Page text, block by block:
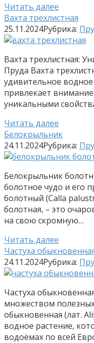
Читать далее
Вахта трехлистная
25.11.2024Рубрика:
Вахта трехлистная:
Пруда Вахта
удивительное
привлекает
уникальными
Читать далее
Белокрыльник
24.11.2024Рубрика:
Белокрыльник
болотное чудо и его
болотный (Calla
болотная, – это
на свою скромную…
Читать далее
Частуха
24.11.2024Рубрика:
Частуха
множеством
обыкновенная (лат.
водное растение,
водоёмах по всей